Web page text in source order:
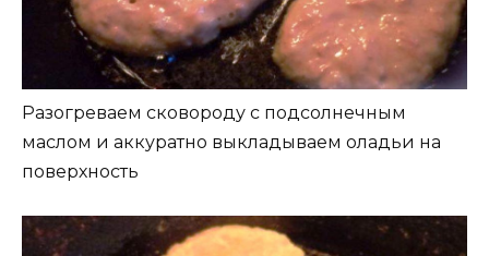
Разогреваем сковороду с подсолнечным
маслом и аккуратно выкладываем оладьи на
поверхность